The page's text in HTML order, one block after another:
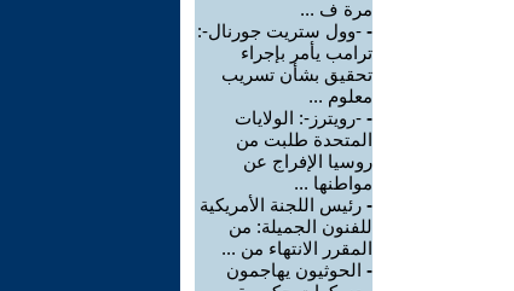
مرة ف ...
- -وول ستريت جورنال-:
ترامب يأمر بإجراء
تحقيق بشأن تسريب
معلوم ...
- -رويترز-: الولايات
المتحدة طلبت من
روسيا الإفراج عن
مواطنها ...
- رئيس اللجنة الأمريكية
للفنون الجميلة: من
المقرر الانتهاء من ...
- الحوثيون يهاجمون